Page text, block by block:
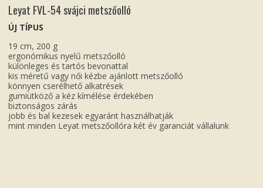
Leyat FVL-54 svájci metszőolló
ÚJ TÍPUS
19 cm, 200 g
ergonómikus nyelű metszőolló
különleges és tartós bevonattal
kis méretű vagy női kézbe ajánlott metszőolló
könnyen cserélhető alkatrések
gumiütköző a kéz kímélése érdekében
biztonságos zárás
jobb és bal kezesek egyaránt használhatják
mint minden Leyat metszőollóra két év garanciát vállalunk